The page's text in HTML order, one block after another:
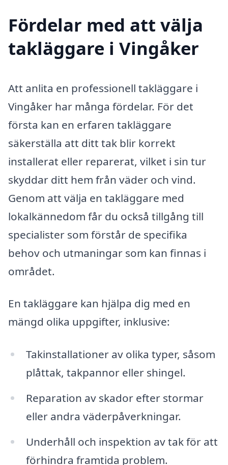
Fördelar med att välja
takläggare i Vingåker
Att anlita en professionell takläggare i
Vingåker har många fördelar. För det
första kan en erfaren takläggare
säkerställa att ditt tak blir korrekt
installerat eller reparerat, vilket i sin tur
skyddar ditt hem från väder och vind.
Genom att välja en takläggare med
lokalkännedom får du också tillgång till
specialister som förstår de specifika
behov och utmaningar som kan finnas i
området.
En takläggare kan hjälpa dig med en
mängd olika uppgifter, inklusive:
Takinstallationer av olika typer, såsom
plåttak, takpannor eller shingel.
Reparation av skador efter stormar
eller andra väderpåverkningar.
Underhåll och inspektion av tak för att
förhindra framtida problem.